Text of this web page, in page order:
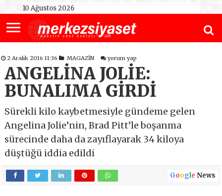
10 Ağustos 2026
2 Aralık 2016 11:36 MAGAZİN yorum yap
ANGELİNA JOLİE:
BUNALIMA GİRDİ
Sürekli kilo kaybetmesiyle gündeme gelen
Angelina Jolie’nin, Brad Pitt’le boşanma
sürecinde daha da zayıflayarak 34 kiloya
düştüğü iddia edildi
Google News